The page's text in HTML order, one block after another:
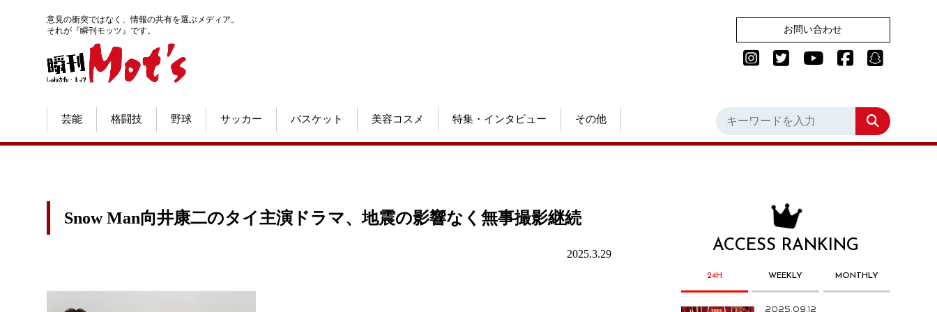
意見の衝突ではなく、情報の共有を選ぶメディア。
それが『瞬刊モッツ』です。
お問い合わせ
芸能 格闘技 野球 サッカー バスケット 美容コスメ 特集・インタビュー その他
Snow Man向井康二のタイ主演ドラマ、地震の影響なく無事撮影継続
2025.3.29 ACCESS RANKING
24H WEEKLY MONTHLY
2025.09.12